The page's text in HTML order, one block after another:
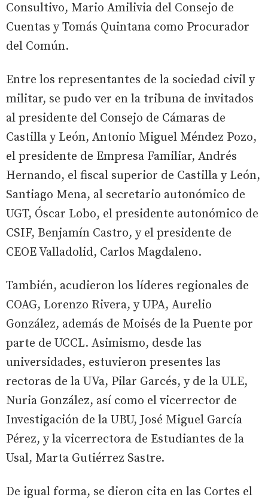
Consultivo, Mario Amilivia del Consejo de
Cuentas y Tomás Quintana como Procurador
del Común.
Entre los representantes de la sociedad civil y
militar, se pudo ver en la tribuna de invitados
al presidente del Consejo de Cámaras de
Castilla y León, Antonio Miguel Méndez Pozo,
el presidente de Empresa Familiar, Andrés
Hernando, el fiscal superior de Castilla y León,
Santiago Mena, al secretario autonómico de
UGT, Óscar Lobo, el presidente autonómico de
CSIF, Benjamín Castro, y el presidente de
CEOE Valladolid, Carlos Magdaleno.
También, acudieron los líderes regionales de
COAG, Lorenzo Rivera, y UPA, Aurelio
González, además de Moisés de la Puente por
parte de UCCL. Asimismo, desde las
universidades, estuvieron presentes las
rectoras de la UVa, Pilar Garcés, y de la ULE,
Nuria González, así como el vicerrector de
Investigación de la UBU, José Miguel García
Pérez, y la vicerrectora de Estudiantes de la
Usal, Marta Gutiérrez Sastre.
De igual forma, se dieron cita en las Cortes el